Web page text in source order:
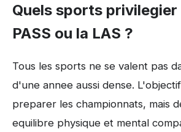
Quels sports
PASS ou la LAS ?
Tous les sports ne se valent pas
d'une annee aussi dense.
preparer les championnats, mais
equilibre physique et mental